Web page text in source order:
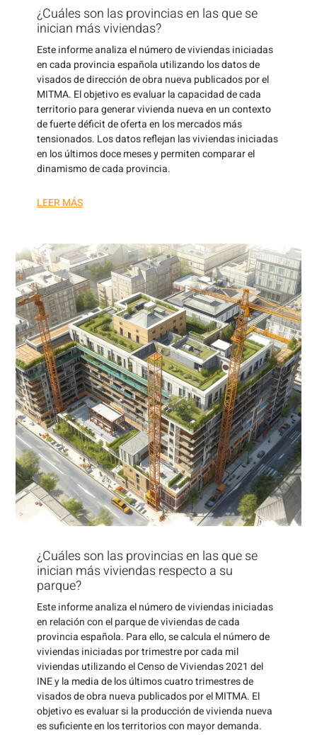
¿Cuáles son las provincias en las que se
inician más viviendas?
Este informe analiza el número de viviendas iniciadas
en cada provincia española utilizando los datos de
visados de dirección de obra nueva publicados por el
MITMA. El objetivo es evaluar la capacidad de cada
territorio para generar vivienda nueva en un contexto
de fuerte déficit de oferta en los mercados más
tensionados. Los datos reflejan las viviendas iniciadas
en los últimos doce meses y permiten comparar el
dinamismo de cada provincia.
LEER MÁS
¿Cuáles son las provincias en las que se
inician más viviendas respecto a su
parque?
Este informe analiza el número de viviendas iniciadas
en relación con el parque de viviendas de cada
provincia española. Para ello, se calcula el número de
viviendas iniciadas por trimestre por cada mil
viviendas utilizando el Censo de Viviendas 2021 del
INE y la media de los últimos cuatro trimestres de
visados de obra nueva publicados por el MITMA. El
objetivo es evaluar si la producción de vivienda nueva
es suficiente en los territorios con mayor demanda.